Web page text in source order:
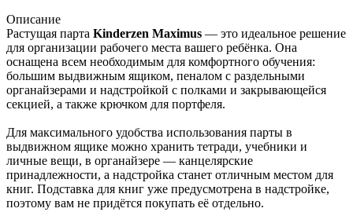
Описание
Растущая парта Kinderzen Maximus — это идеальное решение
для организации рабочего места вашего ребёнка. Она
оснащена всем необходимым для комфортного обучения:
большим выдвижным ящиком, пеналом с раздельными
органайзерами и надстройкой с полками и закрывающейся
секцией, а также крючком для портфеля.
Для максимального удобства использования парты в
выдвижном ящике можно хранить тетради, учебники и
личные вещи, в органайзере — канцелярские
принадлежности, а надстройка станет отличным местом для
книг. Подставка для книг уже предусмотрена в надстройке,
поэтому вам не придётся покупать её отдельно.